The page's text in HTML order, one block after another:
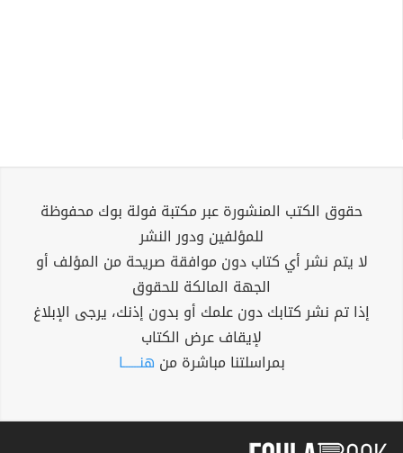
حقوق الكتب المنشورة عبر مكتبة فولة بوك محفوظة
للمؤلفين ودور النشر
لا يتم نشر أي كتاب دون موافقة صريحة من المؤلف أو
الجهة المالكة للحقوق
إذا تم نشر كتابك دون علمك أو بدون إذنك، يرجى الإبلاغ
لإيقاف عرض الكتاب
بمراسلتنا مباشرة من هنــــــا